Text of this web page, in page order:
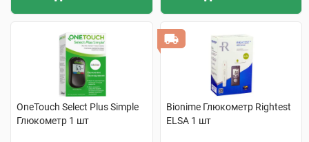
OneTouch Select Plus Simple
Глюкометр 1 шт
Bionime Глюкометр Rightest
ELSA 1 шт